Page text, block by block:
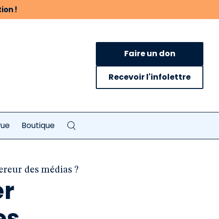
!
Faire un don
Recevoir l'infolettre
Boutique
des médias ?